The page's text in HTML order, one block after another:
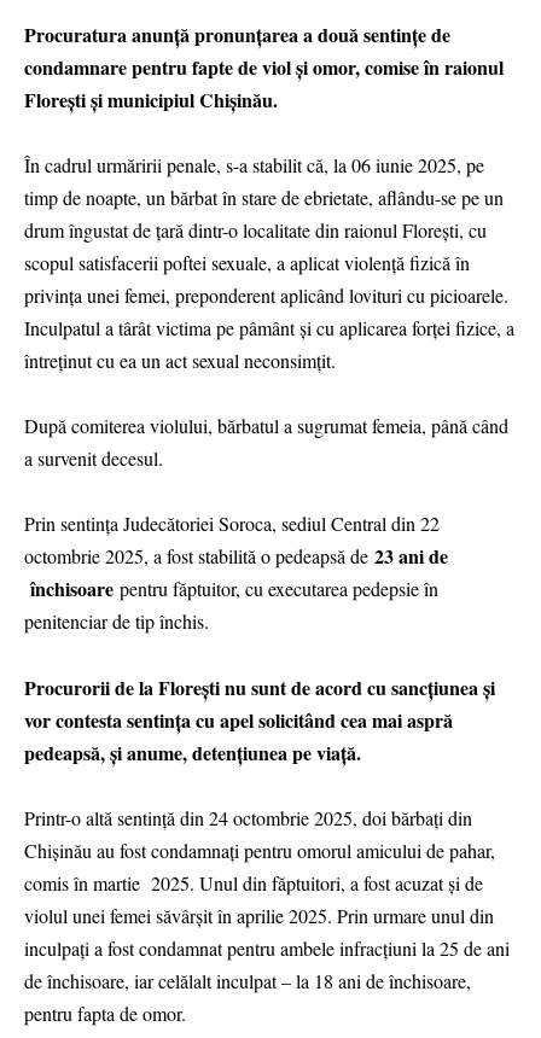
Procuratura anunță pronunțarea a două sentințe de
condamnare pentru fapte de viol și omor, comise în raionul
Florești și municipiul Chișinău.
În cadrul urmăririi penale, s-a stabilit că, la 06 iunie 2025, pe
timp de noapte, un bărbat în stare de ebrietate, aflându-se pe un
drum îngustat de țară dintr-o localitate din raionul Florești, cu
scopul satisfacerii poftei sexuale, a aplicat violență fizică în
privința unei femei, preponderent aplicând lovituri cu picioarele.
Inculpatul a târât victima pe pâmânt și cu aplicarea forței fizice, a
întreținut cu ea un act sexual neconsimțit.
După comiterea violului, bărbatul a sugrumat femeia, până când
a survenit decesul.
Prin sentința Judecătoriei Soroca, sediul Central din 22
octombrie 2025, a fost stabilită o pedeapsă de 23 ani de
închisoare pentru făptuitor, cu executarea pedepsie în
penitenciar de tip închis.
Procurorii de la Florești nu sunt de acord cu sancțiunea și
vor contesta sentința cu apel solicitând cea mai aspră
pedeapsă, și anume, detențiunea pe viață.
Printr-o altă sentință din 24 octombrie 2025, doi bărbați din
Chișinău au fost condamnați pentru omorul amicului de pahar,
comis în martie 2025. Unul din făptuitori, a fost acuzat și de
violul unei femei săvârșit în aprilie 2025. Prin urmare unul din
inculpați a fost condamnat pentru ambele infracțiuni la 25 de ani
de închisoare, iar celălalt inculpat – la 18 ani de închisoare,
pentru fapta de omor.